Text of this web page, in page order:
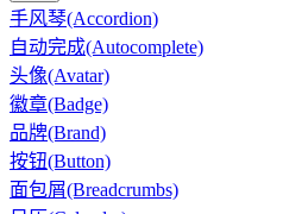
手风琴(Accordion)
自动完成(Autocomplete)
头像(Avatar)
徽章(Badge)
品牌(Brand)
按钮(Button)
面包屑(Breadcrumbs)